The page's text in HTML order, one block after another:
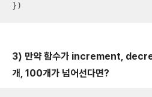
})
3) 만약 함수가 increment,
개, 100개가 넘어선다면?